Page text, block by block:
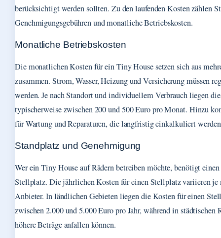
berücksichtigt werden sollten. Zu den laufenden Kosten zählen
Genehmigungsgebühren und monatliche Betriebskosten.
Monatliche Betriebskosten
Die monatlichen Kosten für ein Tiny House setzen sich aus
zusammen. Strom, Wasser, Heizung und Versicherung müssen
werden. Je nach Standort und individuellem Verbrauch liegen
typischerweise zwischen 200 und 500 Euro pro Monat. Hinzu
für Wartung und Reparaturen, die langfristig einkalkuliert
Standplatz und Genehmigung
Wer ein Tiny House auf Rädern betreiben möchte, benötigt
Stellplatz. Die jährlichen Kosten für einen Stellplatz variieren je
Anbieter. In ländlichen Gebieten liegen die Kosten für einen
zwischen 2.000 und 5.000 Euro pro Jahr, während in städtischen
höhere Beträge anfallen können.